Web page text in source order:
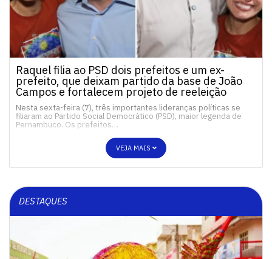
Raquel filia ao PSD dois prefeitos e um ex-
prefeito, que deixam partido da base de João
Campos e fortalecem projeto de reeleição
Nesta sexta-feira (7), três importantes lideranças políticas se
filiaram ao Partido Social Democrático (PSD), maior legenda de
Pernambuco. Os prefeitos…
VEJA MAIS
DESTAQUES